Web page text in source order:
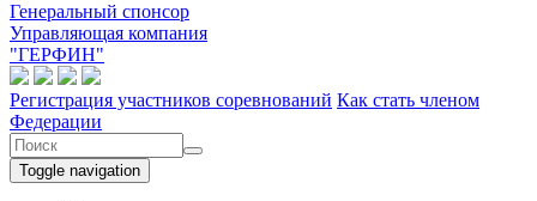
Генеральный спонсор
Управляющая компания
"ГЕРФИН"
Регистрация участников соревнований Как стать членом
Федерации
Форма поиска
Поиск
Toggle navigation